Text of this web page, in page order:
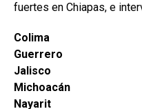
fuertes en Chiapas, e
Colima
Guerrero
Jalisco
Michoacán
Nayarit